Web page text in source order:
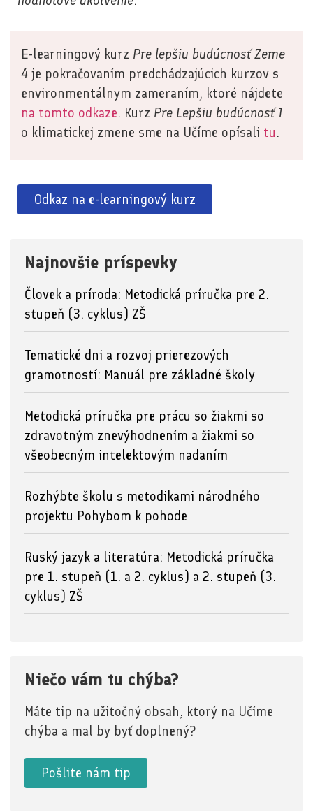
E-learningový kurz Pre lepšiu budúcnosť Zeme
4 je pokračovaním predchádzajúcich kurzov s
environmentálnym zameraním, ktoré nájdete
na tomto odkaze. Kurz Pre Lepšiu budúcnosť 1
o klimatickej zmene sme na Učíme opísali tu.
Odkaz na e-learningový kurz
Najnovšie príspevky
Človek a príroda: Metodická príručka pre 2.
stupeň (3. cyklus) ZŠ
Tematické dni a rozvoj prierezových
gramotností: Manuál pre základné školy
Metodická príručka pre prácu so žiakmi so
zdravotným znevýhodnením a žiakmi so
všeobecným intelektovým nadaním
Rozhýbte školu s metodikami národného
projektu Pohybom k pohode
Ruský jazyk a literatúra: Metodická príručka
pre 1. stupeň (1. a 2. cyklus) a 2. stupeň (3.
cyklus) ZŠ
Niečo vám tu chýba?
Máte tip na užitočný obsah, ktorý na Učíme
chýba a mal by byť doplnený?
Pošlite nám tip